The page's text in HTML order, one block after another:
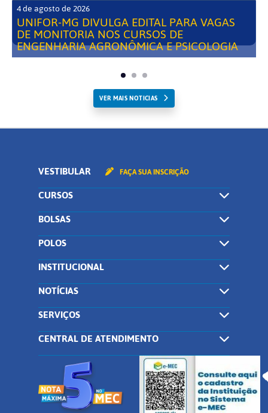
4 de agosto de 2026
UNIFOR-MG DIVULGA EDITAL PARA VAGAS
DE MONITORIA NOS CURSOS DE
ENGENHARIA AGRONÔMICA E PSICOLOGIA
VER MAIS NOTICIAS
VESTIBULAR FAÇA SUA INSCRIÇÃO
CURSOS
BOLSAS
POLOS
INSTITUCIONAL
NOTÍCIAS
SERVIÇOS
CENTRAL DE ATENDIMENTO